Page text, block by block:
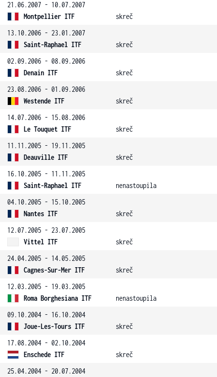
21.06.2007 - 10.07.2007
Montpellier ITF
skreč
13.10.2006 - 23.01.2007
Saint-Raphael ITF
skreč
02.09.2006 - 08.09.2006
Denain ITF
skreč
23.08.2006 - 01.09.2006
Westende ITF
skreč
14.07.2006 - 15.08.2006
Le Touquet ITF
skreč
11.11.2005 - 19.11.2005
Deauville ITF
skreč
16.10.2005 - 11.11.2005
Saint-Raphael ITF
nenastoupila
04.10.2005 - 15.10.2005
Nantes ITF
skreč
12.07.2005 - 23.07.2005
Vittel ITF
skreč
24.04.2005 - 14.05.2005
Cagnes-Sur-Mer ITF
skreč
12.03.2005 - 19.03.2005
Roma Borghesiana ITF
nenastoupila
09.10.2004 - 16.10.2004
Joue-Les-Tours ITF
skreč
17.08.2004 - 02.10.2004
Enschede ITF
skreč
25.04.2004 - 20.07.2004